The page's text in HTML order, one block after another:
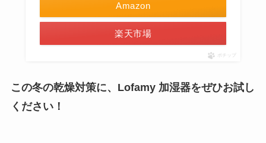
Amazon
楽天市場
ポチップ
この冬の乾燥対策に、Lofamy 加湿器をぜひお試し
ください！